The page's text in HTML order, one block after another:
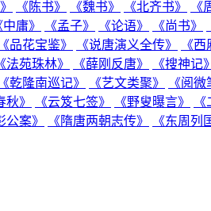
《陈书》 《魏书》 《北齐书》 《
中庸》 《孟子》 《论语》 《尚书》
《品花宝鉴》 《说唐演义全传》 《西
《法苑珠林》 《薛刚反唐》 《搜神记》
《乾隆南巡记》 《艺文类聚》 《阅微
秋》 《云笈七签》 《野叟曝言》
公案》 《隋唐两朝志传》 《东周列